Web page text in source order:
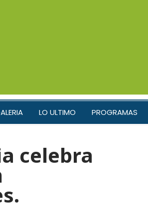
LO ULTIMO PROGRAMAS
celebra